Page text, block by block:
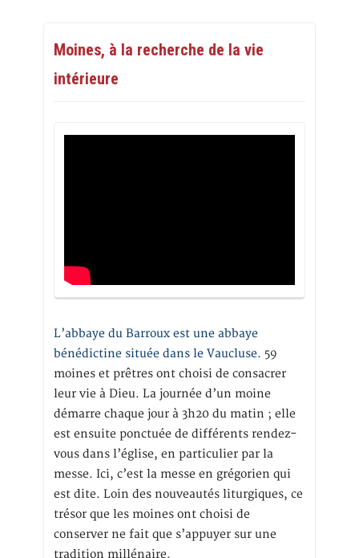
Moines, à la recherche de la vie
intérieure
L’abbaye du Barroux est une abbaye
bénédictine située dans le Vaucluse. 59
moines et prêtres ont choisi de consacrer
leur vie à Dieu. La journée d’un moine
démarre chaque jour à 3h20 du matin ; elle
est ensuite ponctuée de différents rendez-
vous dans l’église, en particulier par la
messe. Ici, c’est la messe en grégorien qui
est dite. Loin des nouveautés liturgiques, ce
trésor que les moines ont choisi de
conserver ne fait que s’appuyer sur une
tradition millénaire.